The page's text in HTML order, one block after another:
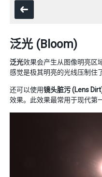
泛光 (Bloom)
泛光效果会产生从图像明亮区
感觉是极其明亮的光线压制住
还可以使用镜头脏污 (Lens
效果。此效果最常用于现代第